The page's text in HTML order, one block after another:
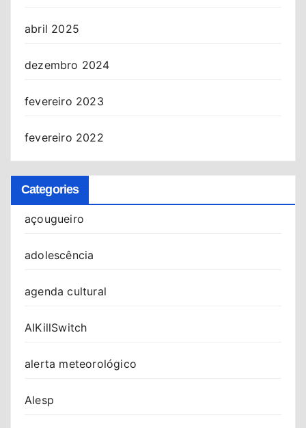
abril 2025
dezembro 2024
fevereiro 2023
fevereiro 2022
Categories
açougueiro
adolescência
agenda cultural
AIKillSwitch
alerta meteorológico
Alesp